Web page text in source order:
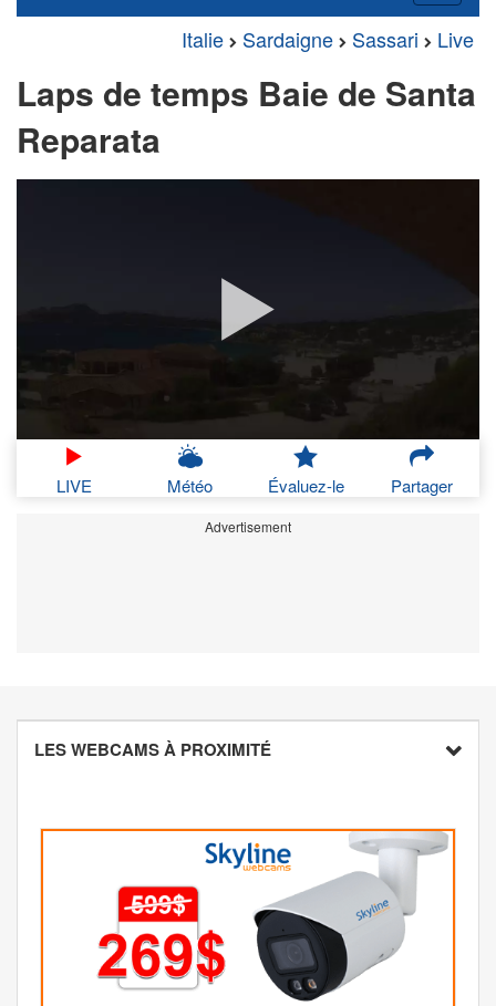
Italie Sardaigne Sassari Live
Laps de temps Baie de Santa
Reparata
LIVE Météo Évaluez-le Partager
Advertisement
LES WEBCAMS À PROXIMITÉ